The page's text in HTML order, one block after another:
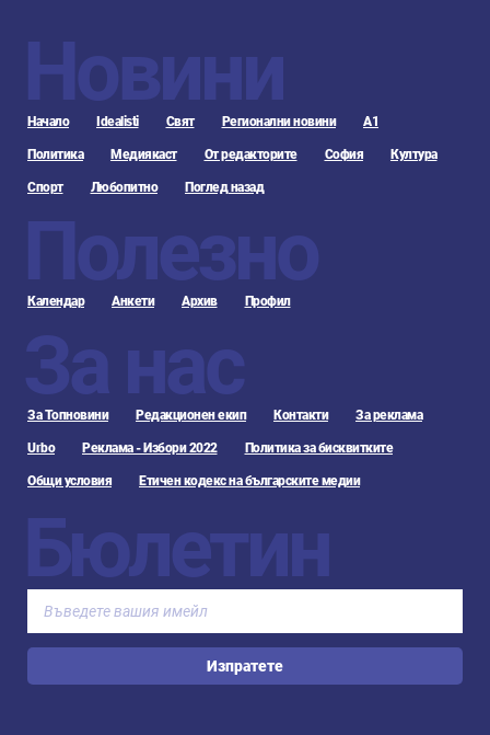
Новини
Начало Idealisti Свят Регионални новини А1
Политика Медиякаст От редакторите София Култура
Спорт Любопитно Поглед назад
Полезно
Календар Анкети Архив Профил
За нас
За Топновини Редакционен екип Контакти За реклама
Urbo Реклама - Избори 2022 Политика за бисквитките
Общи условия Етичен кодекс на българските медии
Бюлетин
Изпратете